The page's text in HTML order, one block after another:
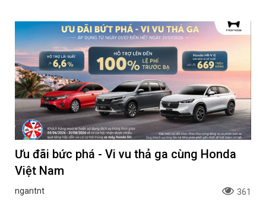
Ưu đãi bức phá - Vi vu thả ga cùng Honda
Việt Nam
ngantnt 361